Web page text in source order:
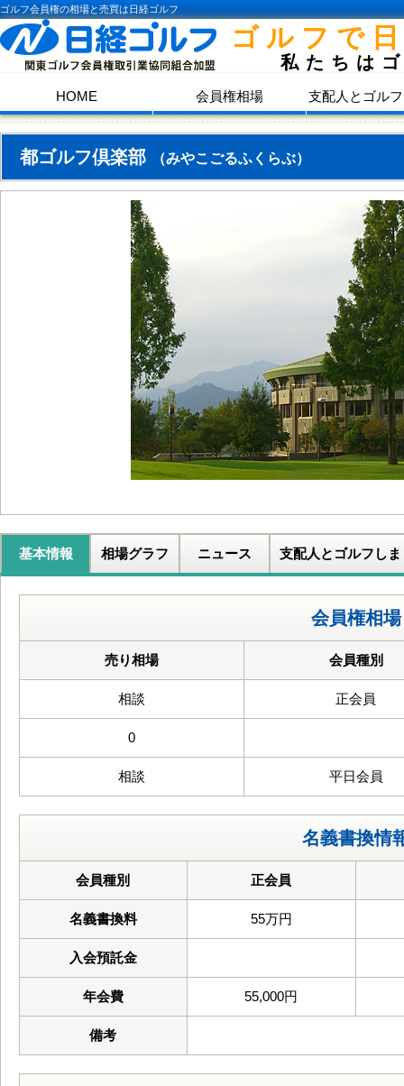
ゴルフ会員権の相場と売買は日経ゴルフ
ゴルフで
私たちは
HOME 会員権相場 支配人とゴル
都ゴルフ倶楽部 （みやこごるふくらぶ）
基本情報 相場グラフ ニュース 支配人とゴルフしま
会員権相場
売り相場 会員種別
相談 正会員
0
相談 平日会員
名義書換情
会員種別 正会員
名義書換料 55万円
入会預託金
年会費 55,000円
備考